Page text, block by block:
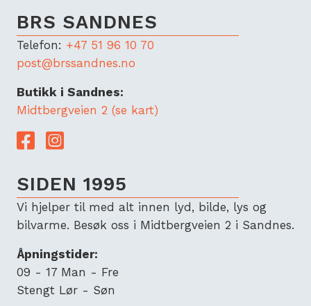
BRS SANDNES
Telefon: +47 51 96 10 70
post@brssandnes.no
Butikk i Sandnes:
Midtbergveien 2 (se kart)
Lenke til Facebook
Lenke til Instagram
SIDEN 1995
Vi hjelper til med alt innen lyd, bilde, lys og
bilvarme. Besøk oss i Midtbergveien 2 i Sandnes.
Åpningstider:
09 - 17 Man - Fre
Stengt Lør - Søn